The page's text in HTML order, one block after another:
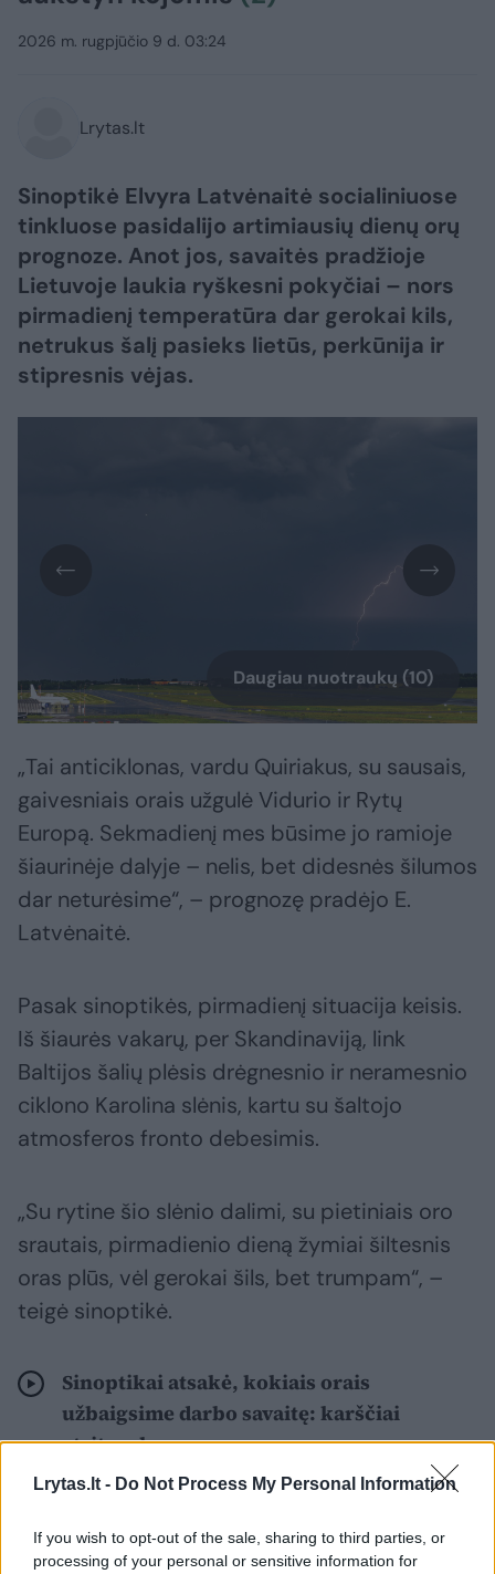
Lrytas.lt - Do Not Process My Personal Information
If you wish to opt-out of the sale, sharing to third parties, or
processing of your personal or sensitive information for
2026 m. rugpjūčio 9 d. 03:24
Lrytas.lt
Sinoptikė Elvyra Latvėnaitė socialiniuose
tinkluose pasidalijo artimiausių dienų orų
prognoze. Anot jos, savaitės pradžioje
Lietuvoje laukia ryškesni pokyčiai – nors
pirmadienį temperatūra dar gerokai kils,
netrukus šalį pasieks lietūs, perkūnija ir
stipresnis vėjas.
Daugiau nuotraukų (10)
„Tai anticiklonas, vardu Quiriakus, su sausais,
gaivesniais orais užgulė Vidurio ir Rytų
Europą. Sekmadienį mes būsime jo ramioje
šiaurinėje dalyje – nelis, bet didesnės šilumos
dar neturėsime“, – prognozę pradėjo E.
Latvėnaitė.
Pasak sinoptikės, pirmadienį situacija keisis.
Iš šiaurės vakarų, per Skandinaviją, link
Baltijos šalių plėsis drėgnesnio ir neramesnio
ciklono Karolina slėnis, kartu su šaltojo
atmosferos fronto debesimis.
„Su rytine šio slėnio dalimi, su pietiniais oro
srautais, pirmadienio dieną žymiai šiltesnis
oras plūs, vėl gerokai šils, bet trumpam“, –
teigė sinoptikė.
Sinoptikai atsakė, kokiais orais
užbaigsime darbo savaitę: karščiai
atsitrauks